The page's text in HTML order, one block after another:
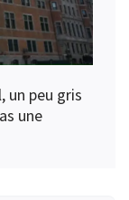
un peu gris
une